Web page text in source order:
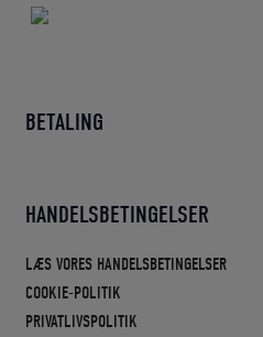
BETALING
HANDELSBETINGELSER
LÆS VORES HANDELSBETINGELSER
COOKIE-POLITIK
PRIVATLIVSPOLITIK